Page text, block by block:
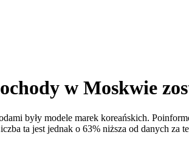
w Moskwie
były modele marek koreańskich.
ta jest jednak o 63% niższa od danych za